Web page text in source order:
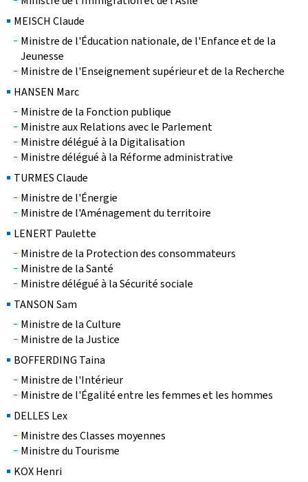
MEISCH Claude
Ministre de l'Éducation nationale, de l'Enfance et de la
Jeunesse
Ministre de l'Enseignement supérieur et de la Recherche
HANSEN Marc
Ministre de la Fonction publique
Ministre aux Relations avec le Parlement
Ministre délégué à la Digitalisation
Ministre délégué à la Réforme administrative
TURMES Claude
Ministre de l'Énergie
Ministre de l'Aménagement du territoire
LENERT Paulette
Ministre de la Protection des consommateurs
Ministre de la Santé
Ministre délégué à la Sécurité sociale
TANSON Sam
Ministre de la Culture
Ministre de la Justice
BOFFERDING Taina
Ministre de l'Intérieur
Ministre de l'Égalité entre les femmes et les hommes
DELLES Lex
Ministre des Classes moyennes
Ministre du Tourisme
KOX Henri